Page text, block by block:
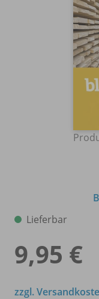
Lieferbar
9,95 €
zzgl.